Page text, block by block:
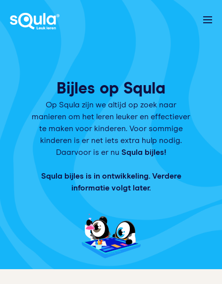
Bijles op Squla
Op Squla zijn we altijd op zoek naar
manieren om het leren leuker en effectiever
te maken voor kinderen. Voor sommige
kinderen is er net iets extra hulp nodig.
Daarvoor is er nu Squla bijles!
Squla bijles is in ontwikkeling. Verdere
informatie volgt later.